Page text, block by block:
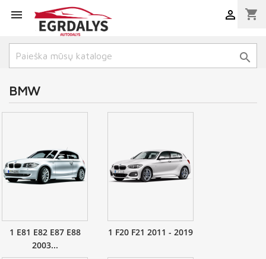
 shopping_cart


BMW
1 E81 E82 E87 E88
2003...
1 F20 F21 2011 - 2019